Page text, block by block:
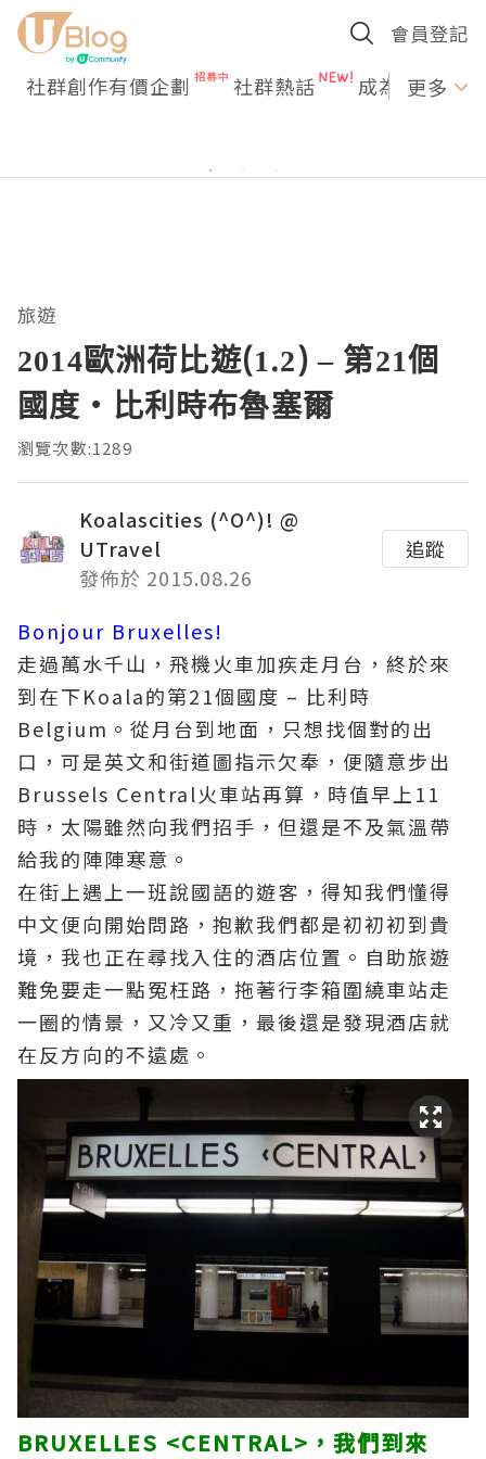
會員登記
社群創作有價企劃 社群熱話 成為U更多
旅遊
2014歐洲荷比遊(1.2) – 第21個
國度‧比利時布魯塞爾
瀏覽次數:1289
Koalascities (^O^)! @
UTravel
發佈於 2015.08.26
追蹤
Bonjour Bruxelles!
走過萬水千山，飛機火車加疾走月台，終於來
到在下Koala的第21個國度 – 比利時
Belgium。從月台到地面，只想找個對的出
口，可是英文和街道圖指示欠奉，便隨意步出
Brussels Central火車站再算，時值早上11
時，太陽雖然向我們招手，但還是不及氣溫帶
給我的陣陣寒意。
在街上遇上一班說國語的遊客，得知我們懂得
中文便向開始問路，抱歉我們都是初初初到貴
境，我也正在尋找入住的酒店位置。自助旅遊
難免要走一點冤枉路，拖著行李箱圍繞車站走
一圈的情景，又冷又重，最後還是發現酒店就
在反方向的不遠處。
BRUXELLES <CENTRAL>，我們到來